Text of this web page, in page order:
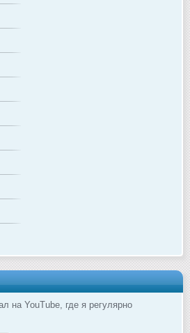
на YouTube, где я регулярно